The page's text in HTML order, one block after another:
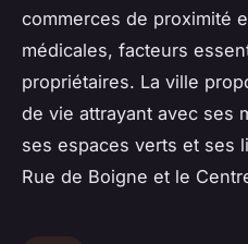
commerces de proximité
médicales, facteurs
propriétaires. La ville
de vie attrayant avec ses
ses espaces verts et ses
Rue de Boigne et le